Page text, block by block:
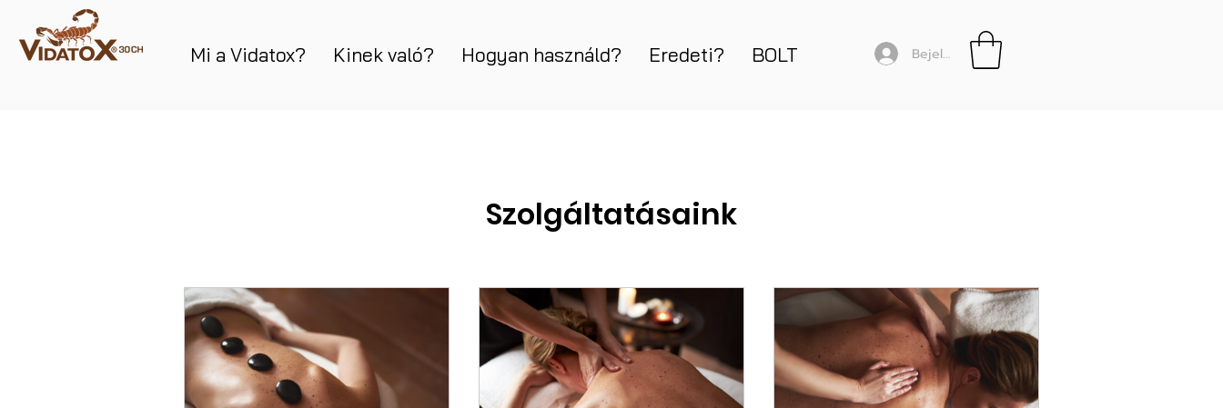
Mi a Vidatox? Kinek való? Hogyan használd? Eredeti? BOLT Bejelentkezés
Szolgáltatásaink